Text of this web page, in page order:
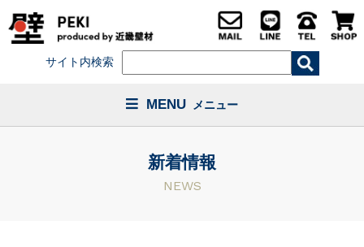
サイト内検索
MENU メニュー
新着情報
NEWS